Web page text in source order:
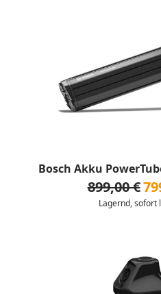
Bosch Akku
899,00 €
Lagernd, sofort